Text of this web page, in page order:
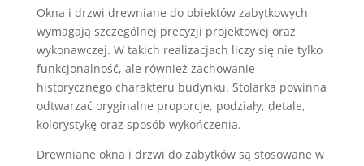
Okna i drzwi drewniane do obiektów zabytkowych
wymagają szczególnej precyzji projektowej oraz
wykonawczej. W takich realizacjach liczy się nie tylko
funkcjonalność, ale również zachowanie
historycznego charakteru budynku. Stolarka powinna
odtwarzać oryginalne proporcje, podziały, detale,
kolorystykę oraz sposób wykończenia.
Drewniane okna i drzwi do zabytków są stosowane w